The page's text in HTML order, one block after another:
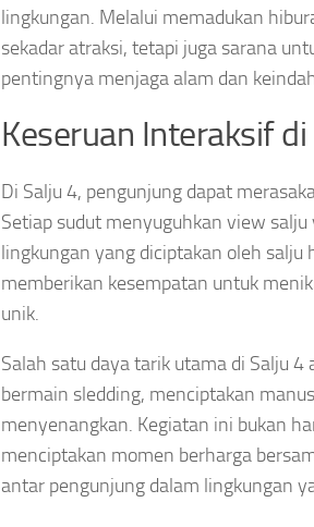
lingkungan. Melalui memadukan
sekadar atraksi, tetapi juga sarana
pentingnya menjaga alam dan
Keseruan Interaksif
Di Salju 4, pengunjung dapat
Setiap sudut menyuguhkan view
lingkungan yang diciptakan oleh
memberikan kesempatan untuk
unik.
Salah satu daya tarik utama di Salju
bermain sledding, menciptakan
menyenangkan. Kegiatan ini bukan
menciptakan momen berharga
antar pengunjung dalam lingkungan